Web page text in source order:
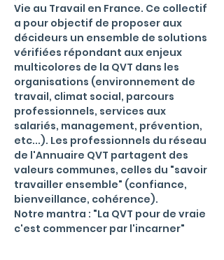
Vie au Travail en France. Ce collectif
a pour objectif de proposer aux
décideurs un ensemble de solutions
vérifiées répondant aux enjeux
multicolores de la QVT dans les
organisations (environnement de
travail, climat social, parcours
professionnels, services aux
salariés, management, prévention,
etc...). Les professionnels du réseau
de l'Annuaire QVT partagent des
valeurs communes, celles du "savoir
travailler ensemble" (confiance,
bienveillance, cohérence).
Notre mantra : "La QVT pour de vraie
c'est commencer par l'incarner"